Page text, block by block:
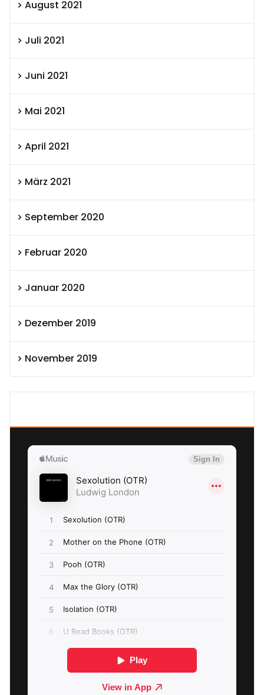
August 2021
Juli 2021
Juni 2021
Mai 2021
April 2021
März 2021
September 2020
Februar 2020
Januar 2020
Dezember 2019
November 2019